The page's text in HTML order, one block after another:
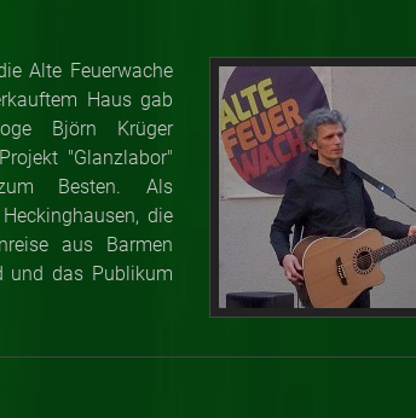
Alte Feuerwache
Haus gab
Björn Krüger
"Glanzlabor"
Besten. Als
die
aus Barmen
und das Publikum